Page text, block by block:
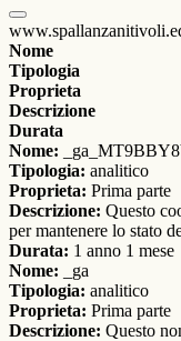
Nome
Tipologia
Proprieta
Descrizione
Durata
Nome:
Tipologia: analitico
Proprieta: Prima parte
Descrizione: Questo
per mantenere lo stato
Durata: 1 anno 1 mese
Nome: _ga
Tipologia: analitico
Proprieta: Prima parte
Descrizione: Questo